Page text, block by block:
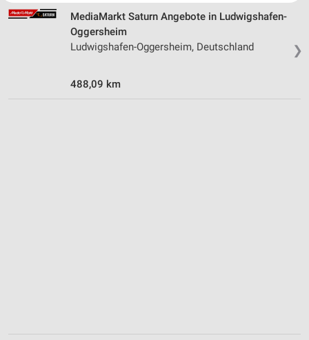
❯
MediaMarkt Saturn Angebote in Ludwigshafen-
Oggersheim
Ludwigshafen-Oggersheim, Deutschland
488,09 km
Website/App.
Partnerliste anzeigen (1 IAB-Anbieter)
Wir nutzen Ihre Daten für folgende Zwecke:
Speichern von oder Zugriff auf Informationen
auf einem Endgerät